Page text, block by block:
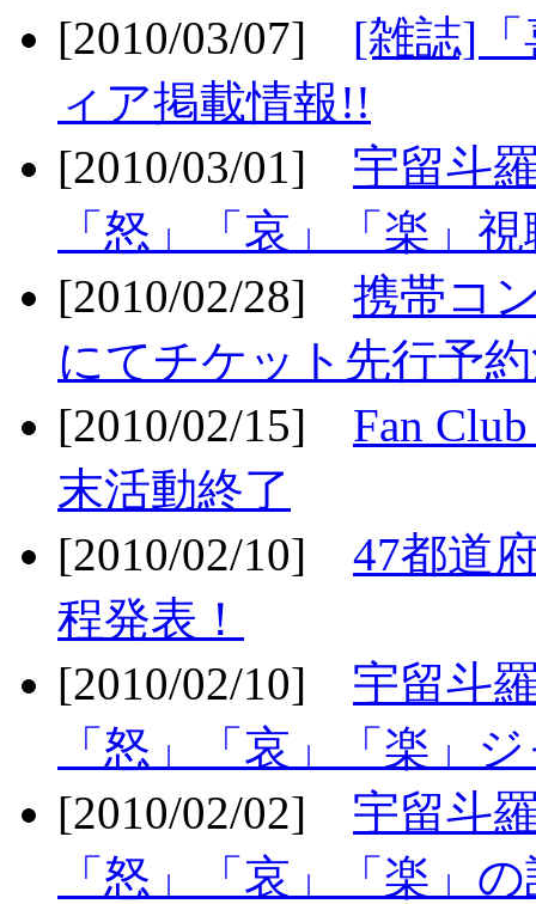
[2010/03/07] [雑誌]「
ィア掲載情報!!
[2010/03/01] 宇留斗
「怒」「哀」「楽」
[2010/02/28] 携帯コ
にてチケット先行予
[2010/02/15] Fan
末活動終了
[2010/02/10] 47都道
程発表！
[2010/02/10] 宇留斗
「怒」「哀」「楽」
[2010/02/02] 宇留斗
「怒」「哀」「楽」